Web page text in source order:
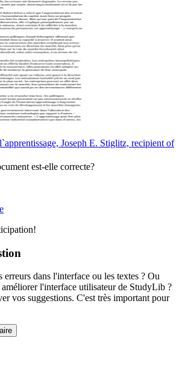
Joseph E. Stiglitz, recipient of
est-elle correcte?
erreurs dans l'interface ou les textes ? Ou
l'interface utilisateur de StudyLib ?
vos suggestions. C'est très important pour